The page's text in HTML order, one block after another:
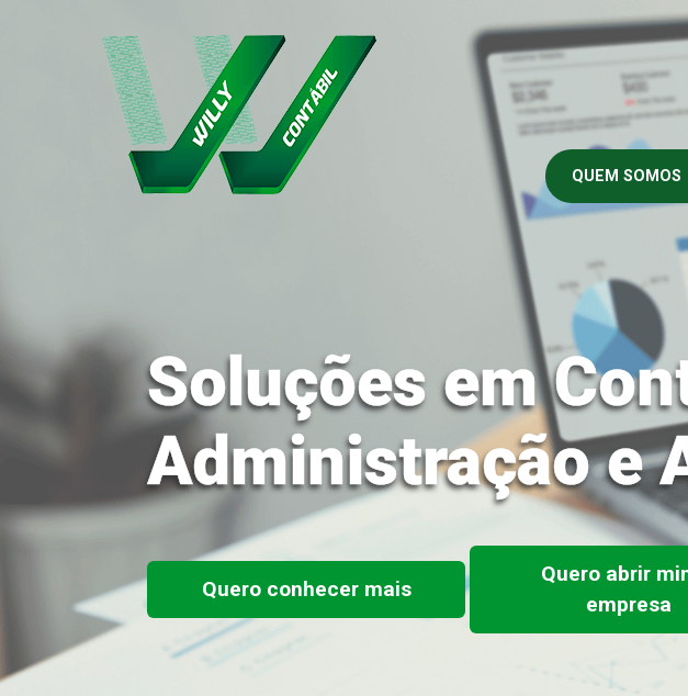
QUEM SOMOS
Soluções em
Administração e
Quero conhecer mais
Quero abrir
empresa